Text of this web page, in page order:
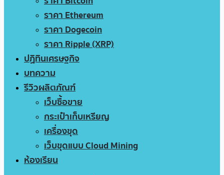
ราคา Ethereum
ราคา Dogecoin
ราคา Ripple (XRP)
ปฏิทินเศรษฐกิจ
บทความ
รีวิวผลิตภัณฑ์
เว็บซื้อขาย
กระเป๋าเก็บเหรียญ
เครื่องขุด
เว็บขุดแบบ Cloud Mining
ห้องเรียน